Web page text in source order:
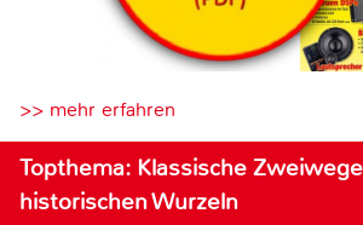
>> mehr erfahren
Topthema: Klassische
historischen Wurzeln